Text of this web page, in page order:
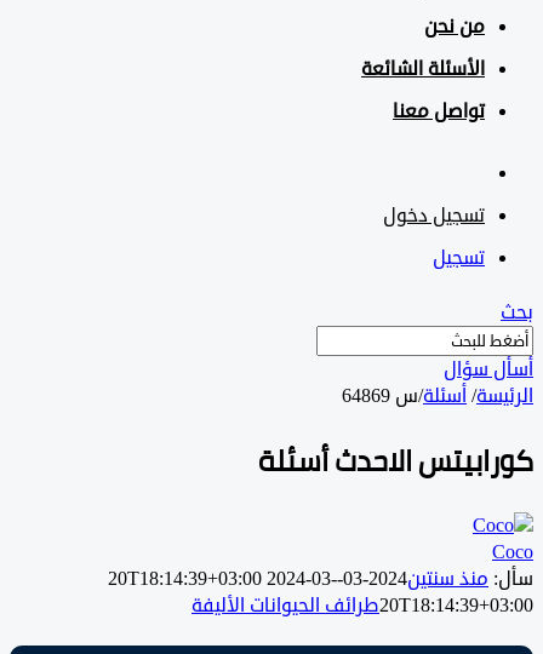
من نحن
الأسئلة الشائعة
تواصل معنا
تسجيل دخول
تسجيل
سؤال
/ أسئلة/س 64869
الاحدث أسئلة
منذ سنتين2024-03-20T18:14:39+03:00
2024-03-
طرائف الحيوانات الأليفة